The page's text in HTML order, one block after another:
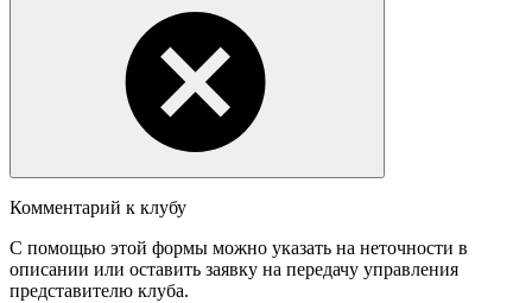
Комментарий к клубу
С помощью этой формы можно указать на неточности в
описании или оставить заявку на передачу управления
представителю клуба.